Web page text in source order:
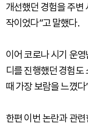
개선했던 경험을 주변
작이었다”고 말했다.
이어 코로나 시기 운
디를 진행했던 경험도
때 가장 보람을 느꼈다
한편 이번 논란과 관